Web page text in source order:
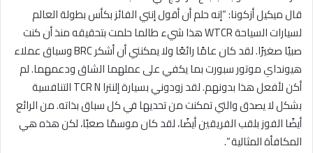
قال ميكيل أزكونا: “إنه حلم أن أقول إنني الفائز بكأس بطولة العالم
لسيارات السياحة WTCR هذا شيء طالما حلمت بتحقيقه منذ أن كنت
صبيًا صغيرًا. لقد كان عامًا رائعًا ولا يمكنني أن أشكر BRC وسباق عملاء
هيونداي موتور سبورت بما يكفي على عملهما الشاق ودعمهما. لم
أكن لأفعل هذا بدونهم. لقد زودوني بسيارة إلنترا TCR N التنافسية
بشكل لا يصدق والتي تمكنت من تحديها في كل سباق بذاته. من الرائع
أيضًا الفوز بلقب الفريقين أيضًا، لقد كان موسمًا صعبًا، لكن هذه هي
المكافأة المثالية “.